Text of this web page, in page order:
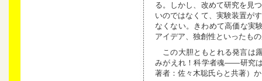
る。しかし、改めて研究を見
いのではなくて、実験装置が
なくない。きわめて高価な実
アイデア、独創性といったも
この大胆ともとれる発言は
みがえれ！科学者魂――研究
著者：佐々木聡氏らと共著）